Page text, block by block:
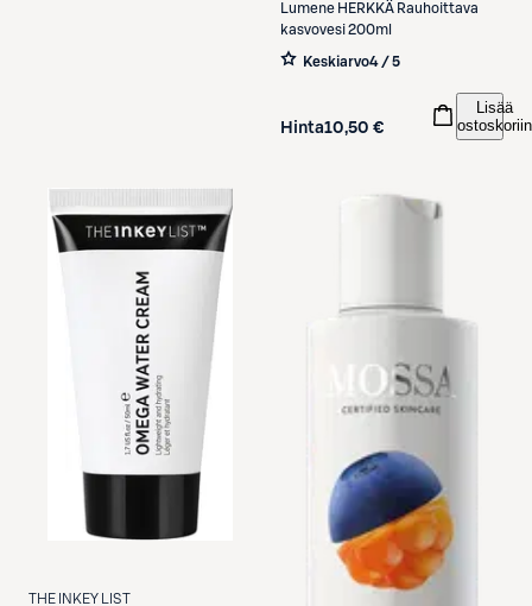
Lumene HERKKÄ Rauhoittava
kasvovesi 200ml
Keskiarvo4 / 5
Hinta10,50 €
Lisää
ostoskoriin
THE INKEY LIST